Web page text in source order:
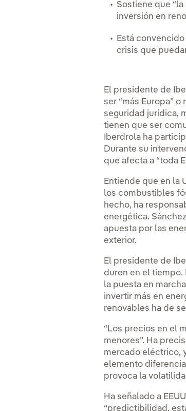
Sostiene que
inversión en
Está
crisis que
El presidente de
ser “más Europa”
seguridad jurídica,
tienen que ser
Iberdrola ha
Durante su
que afecta a “toda
Entiende que en la
los combustibles
hecho, ha
energética.
apuesta por las
exterior.
El presidente de
duren en el tiempo.
la puesta en
invertir más en
renovables ha de
“Los precios en el
menores”. Ha
mercado eléctrico,
elemento
provoca la
Ha señalado a
“predictibilidad,